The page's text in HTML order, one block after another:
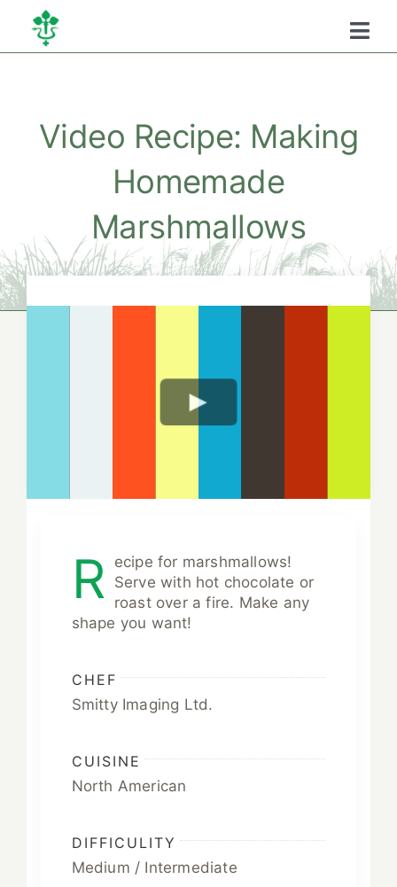
Kihagyás
Kamaráról
Szükséghelyzeti
Video Recipe: Making
Homemade
Marshmallows
R
ecipe for marshmallows!
Serve with hot chocolate or
roast over a fire. Make any
shape you want!
CHEF
Smitty Imaging Ltd.
CUISINE
North American
DIFFICULITY
Medium / Intermediate